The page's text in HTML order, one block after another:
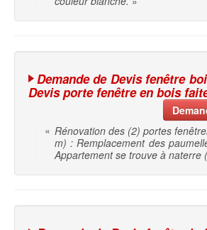
Demande de Devis fenêtre
Devis porte fenêtre en bois
« Rénovation des (2) portes
m) : Remplacement des
Appartement se trouve à naterre